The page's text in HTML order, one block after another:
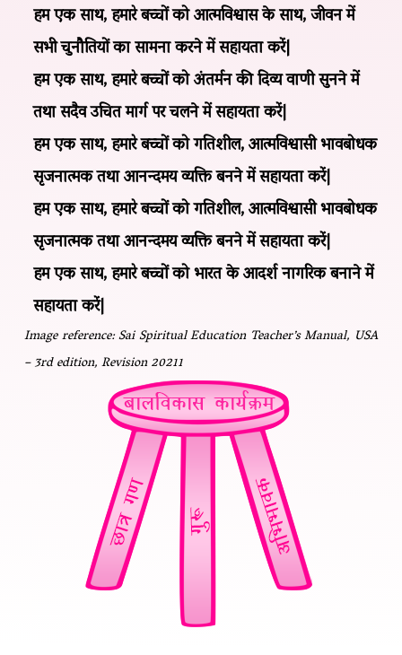
हम एक साथ, हमारे बच्चों को आत्मविश्वास के साथ, जीवन में
सभी चुनौतियों का सामना करने में सहायता करें|
हम एक साथ, हमारे बच्चों को अंतर्मन की दिव्य वाणी सुनने में
तथा सदैव उचित मार्ग पर चलने में सहायता करें|
हम एक साथ, हमारे बच्चों को गतिशील, आत्मविश्वासी भावबोधक
सृजनात्मक तथा आनन्दमय व्यक्ति बनने में सहायता करें|
हम एक साथ, हमारे बच्चों को गतिशील, आत्मविश्वासी भावबोधक
सृजनात्मक तथा आनन्दमय व्यक्ति बनने में सहायता करें|
हम एक साथ, हमारे बच्चों को भारत के आदर्श नागरिक बनाने में
सहायता करें|
Image reference: Sai Spiritual Education Teacher’s Manual, USA
– 3rd edition, Revision 20211